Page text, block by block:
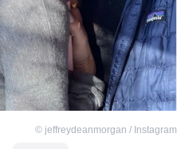
© jeffreydeanmorgan / Instagram